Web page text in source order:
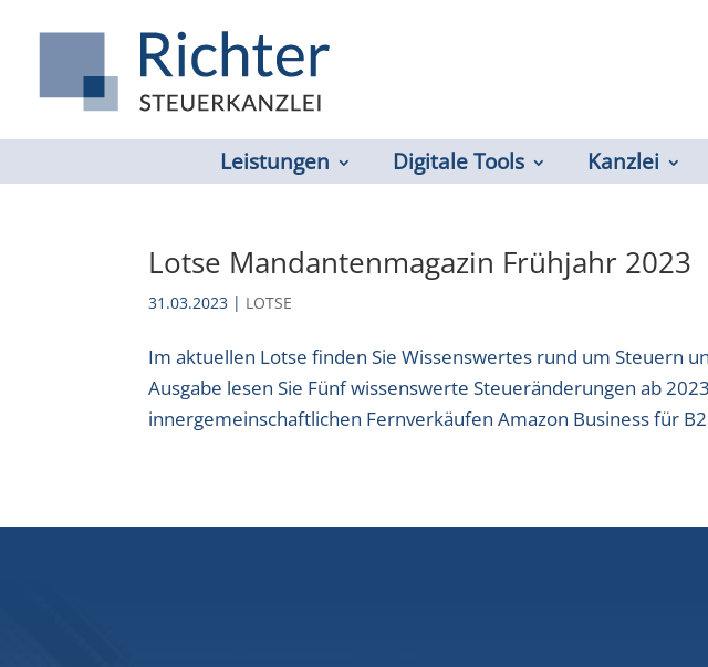
Leistungen Digitale Tools Kanzlei
Lotse Mandantenmagazin Frühjahr 2023
31.03.2023 | LOTSE
Im aktuellen Lotse finden Sie Wissenswertes rund um Steuern
Ausgabe lesen Sie Fünf wissenswerte Steueränderungen ab
innergemeinschaftlichen Fernverkäufen Amazon Business für